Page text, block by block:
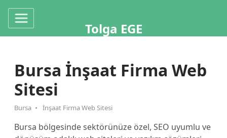
Tolga EGE
Bursa İnşaat Firma Web
Sitesi
Bursa İnşaat Firma Web Sitesi
Bursa bölgesinde sektörünüze özel, SEO uyumlu ve